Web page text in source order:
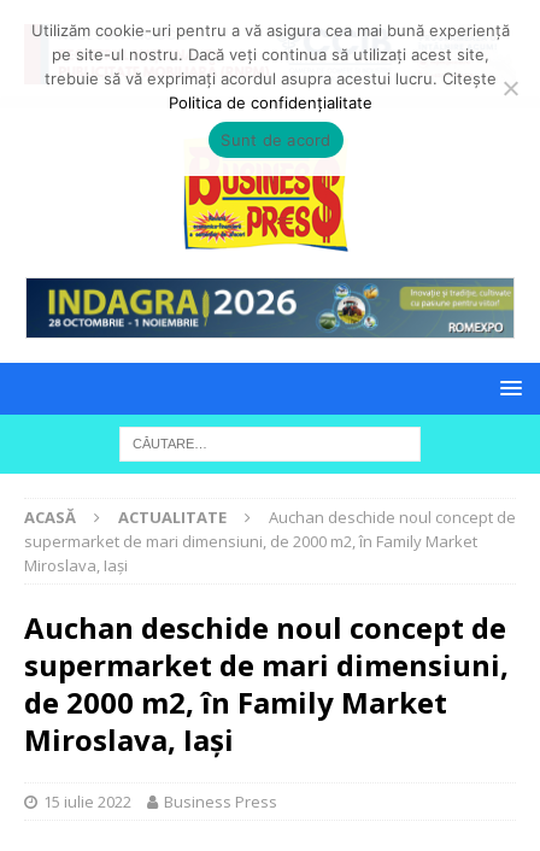
ACASĂ ACTUALITATE
Auchan deschide noul concept de
supermarket de mari dimensiuni, de 2000 m2, în Family Market
Miroslava, Iași
Auchan deschide noul concept de
supermarket de mari dimensiuni,
de 2000 m2, în Family Market
Miroslava, Iași
15 iulie 2022 Business Press
Utilizăm cookie-uri pentru a vă asigura cea mai bună experiență
pe site-ul nostru. Dacă veți continua să utilizați acest site,
trebuie să vă exprimați acordul asupra acestui lucru. Citește
Politica de confidențialitate
Sunt de acord